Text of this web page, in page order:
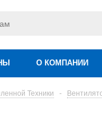
О КОМПАНИИ
Техники -